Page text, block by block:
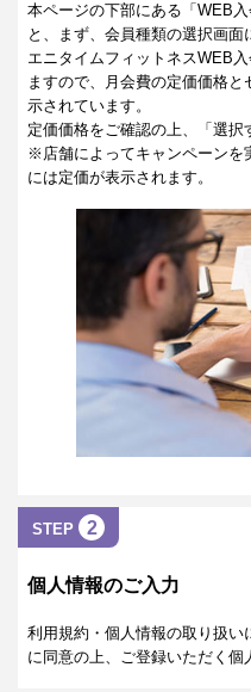
本ページの下部にある「WEB
と、まず、会員種類の選択画面
エニタイムフィットネスWEB
ますので、月会費の定価価格
示されています。
定価価格をご確認の上、「選択
※店舗によってキャンペーンを
には定価が表示されます。
STEP 2
個人情報のご入力
利用規約・個人情報の取り扱
に同意の上、ご登録いただく個